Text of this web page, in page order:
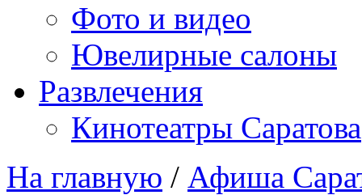
Фото и видео
Ювелирные салоны
Развлечения
Кинотеатры Саратова
На главную / Афиша